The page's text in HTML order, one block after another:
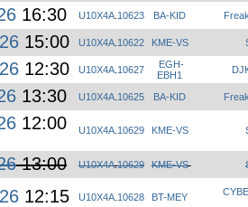
16:30 U10X4A 10623 BA-KID
15:00 U10X4A 10622 KME-VS
12:30 U10X4A 10627
EGH-
EBH1
13:30 U10X4A 10625 BA-KID
12:00 U10X4A 10629 KME-VS
13:00 U10X4A.10629 KME-VS
12:15 U10X4A 10628 BT-MEY